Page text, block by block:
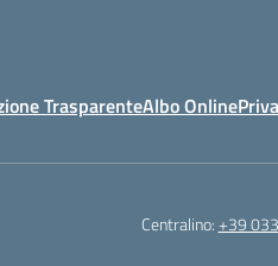
TrasparenteAlbo Online
Centralino:+39